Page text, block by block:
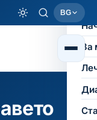
BG
За